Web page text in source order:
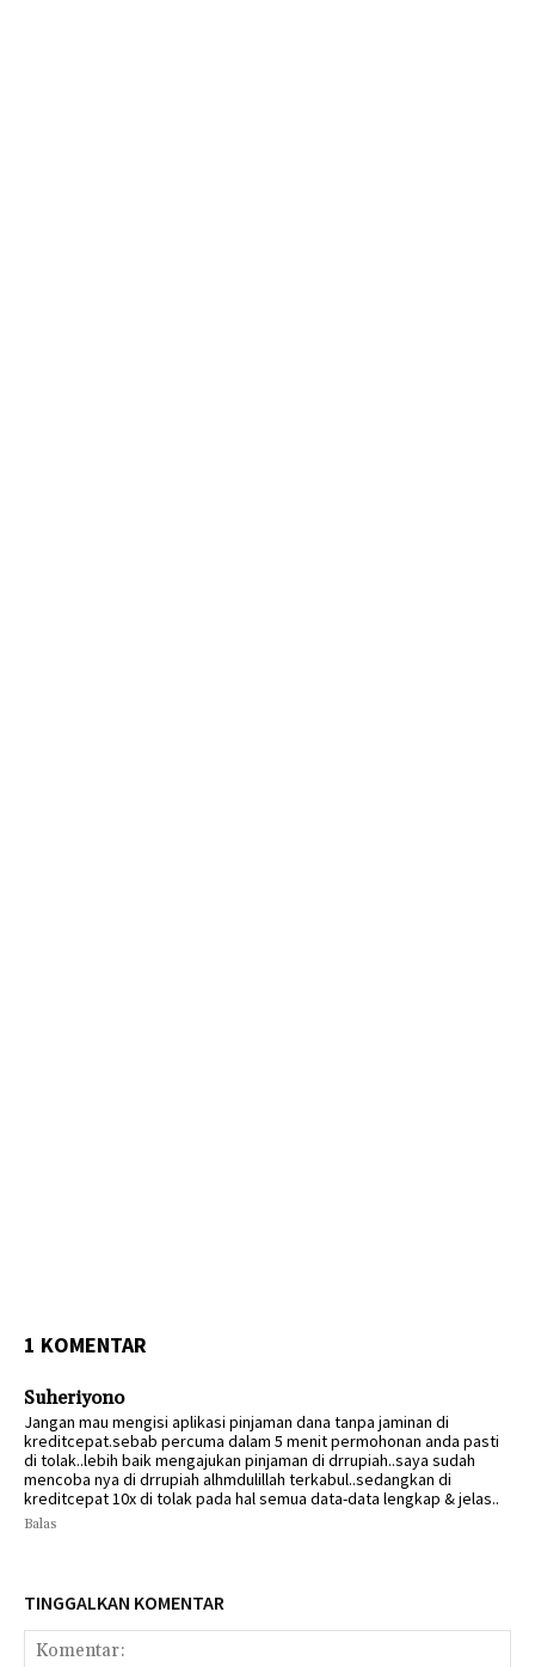
1 KOMENTAR
Suheriyono
Jangan mau mengisi aplikasi pinjaman dana tanpa jaminan di
kreditcepat.sebab percuma dalam 5 menit permohonan anda pasti
di tolak..lebih baik mengajukan pinjaman di drrupiah..saya sudah
mencoba nya di drrupiah alhmdulillah terkabul..sedangkan di
kreditcepat 10x di tolak pada hal semua data-data lengkap & jelas..
Balas
TINGGALKAN KOMENTAR